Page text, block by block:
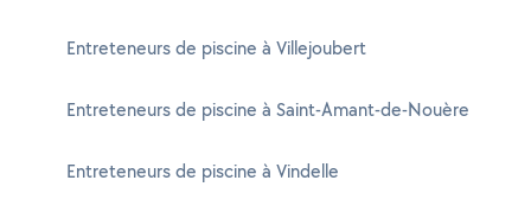
Entreteneurs de piscine à Villejoubert
Entreteneurs de piscine à Saint-Amant-de-Nouère
Entreteneurs de piscine à Vindelle